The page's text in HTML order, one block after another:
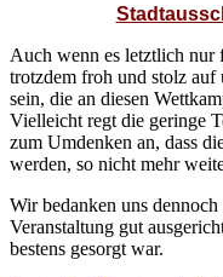
Auch wenn es letztlich nur
trotzdem froh und stolz auf
sein, die an diesen
Vielleicht regt die geringe
zum Umdenken an, dass
werden, so nicht mehr
Wir bedanken uns
Veranstaltung gut
bestens gesorgt war.